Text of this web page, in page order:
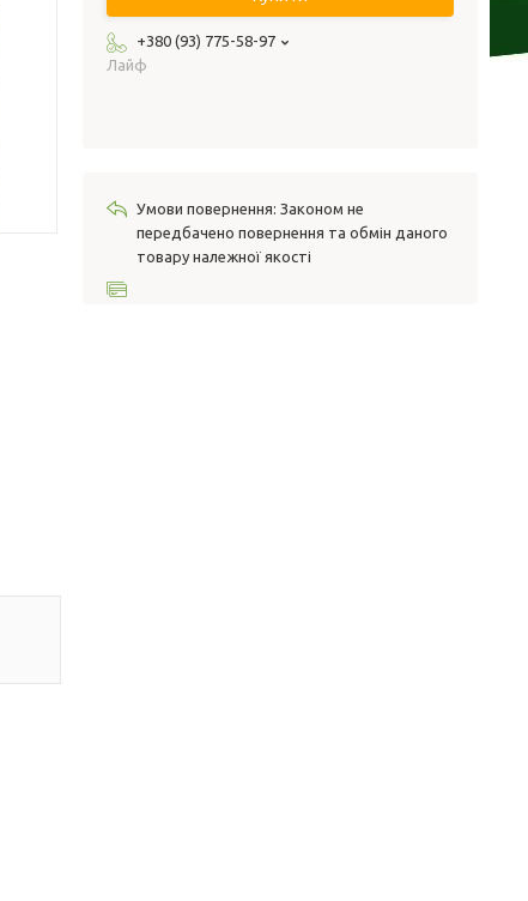
+380 (93) 775-58-97
Лайф
Законом не
передбачено повернення та обмін даного
товару належної якості